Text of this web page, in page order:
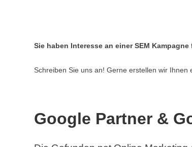
Sie haben Interesse an einer SEM Kampagne
Schreiben Sie uns an! Gerne erstellen wir
Google Partner &